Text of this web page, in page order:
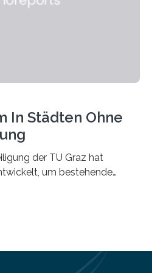
In Städten Ohne
der TU Graz hat
um bestehende
Weise
Im Projekt “HOT –